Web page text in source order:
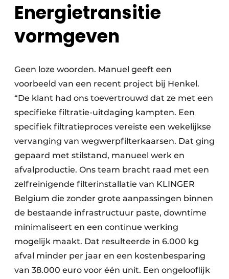
Energietransitie
vormgeven
Geen loze woorden. Manuel geeft een
voorbeeld van een recent project bij Henkel.
“De klant had ons toevertrouwd dat ze met een
specifieke filtratie-uitdaging kampten. Een
specifiek filtratieproces vereiste een wekelijkse
vervanging van wegwerpfilterkaarsen. Dat ging
gepaard met stilstand, manueel werk en
afvalproductie. Ons team bracht raad met een
zelfreinigende filterinstallatie van KLINGER
Belgium die zonder grote aanpassingen binnen
de bestaande infrastructuur paste, downtime
minimaliseert en een continue werking
mogelijk maakt. Dat resulteerde in 6.000 kg
afval minder per jaar en een kostenbesparing
van 38.000 euro voor één unit. Een ongelooflijk